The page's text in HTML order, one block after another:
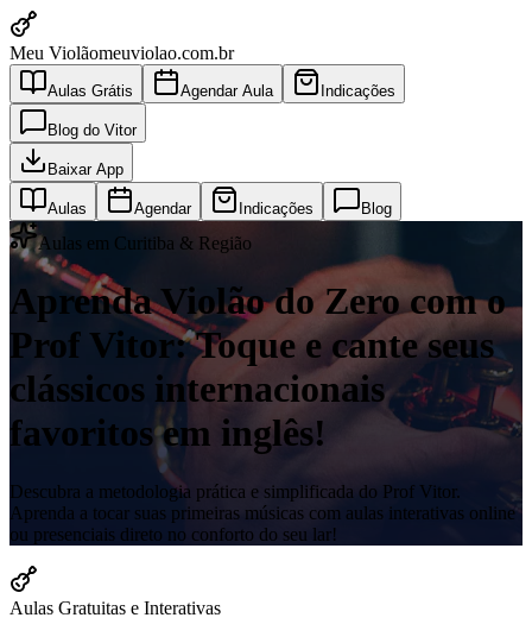
Meu Violãomeuviolao.com.br
Aulas Grátis Agendar Aula Indicações
Blog do Vitor
Baixar App
Aulas Agendar Indicações Blog
Aulas em Curitiba & Região
Aprenda Violão do Zero com o
Prof Vitor: Toque e cante seus
clássicos internacionais
favoritos em inglês!
Descubra a metodologia prática e simplificada do Prof Vitor.
Aprenda a tocar suas primeiras músicas com aulas interativas online
ou presenciais direto no conforto do seu lar!
Aulas Gratuitas e Interativas